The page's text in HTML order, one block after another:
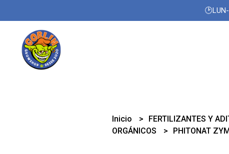
Inicio
FERTILIZANTES Y
ORGÁNICOS
PHITONAT